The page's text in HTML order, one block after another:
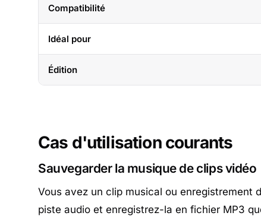
Compatibilité
Idéal pour
Édition
Cas d'utilisation courants
Sauvegarder la musique de clips vidéo
Vous avez un clip musical ou enregistrement
piste audio et enregistrez-la en fichier MP3